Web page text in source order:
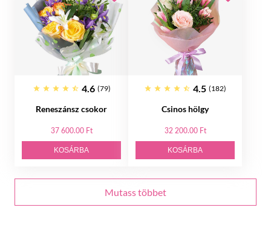
4.6 (79)
Reneszánsz csokor
37 600.00 Ft
KOSÁRBA
4.5 (182)
Csinos hölgy
32 200.00 Ft
KOSÁRBA
Mutass többet